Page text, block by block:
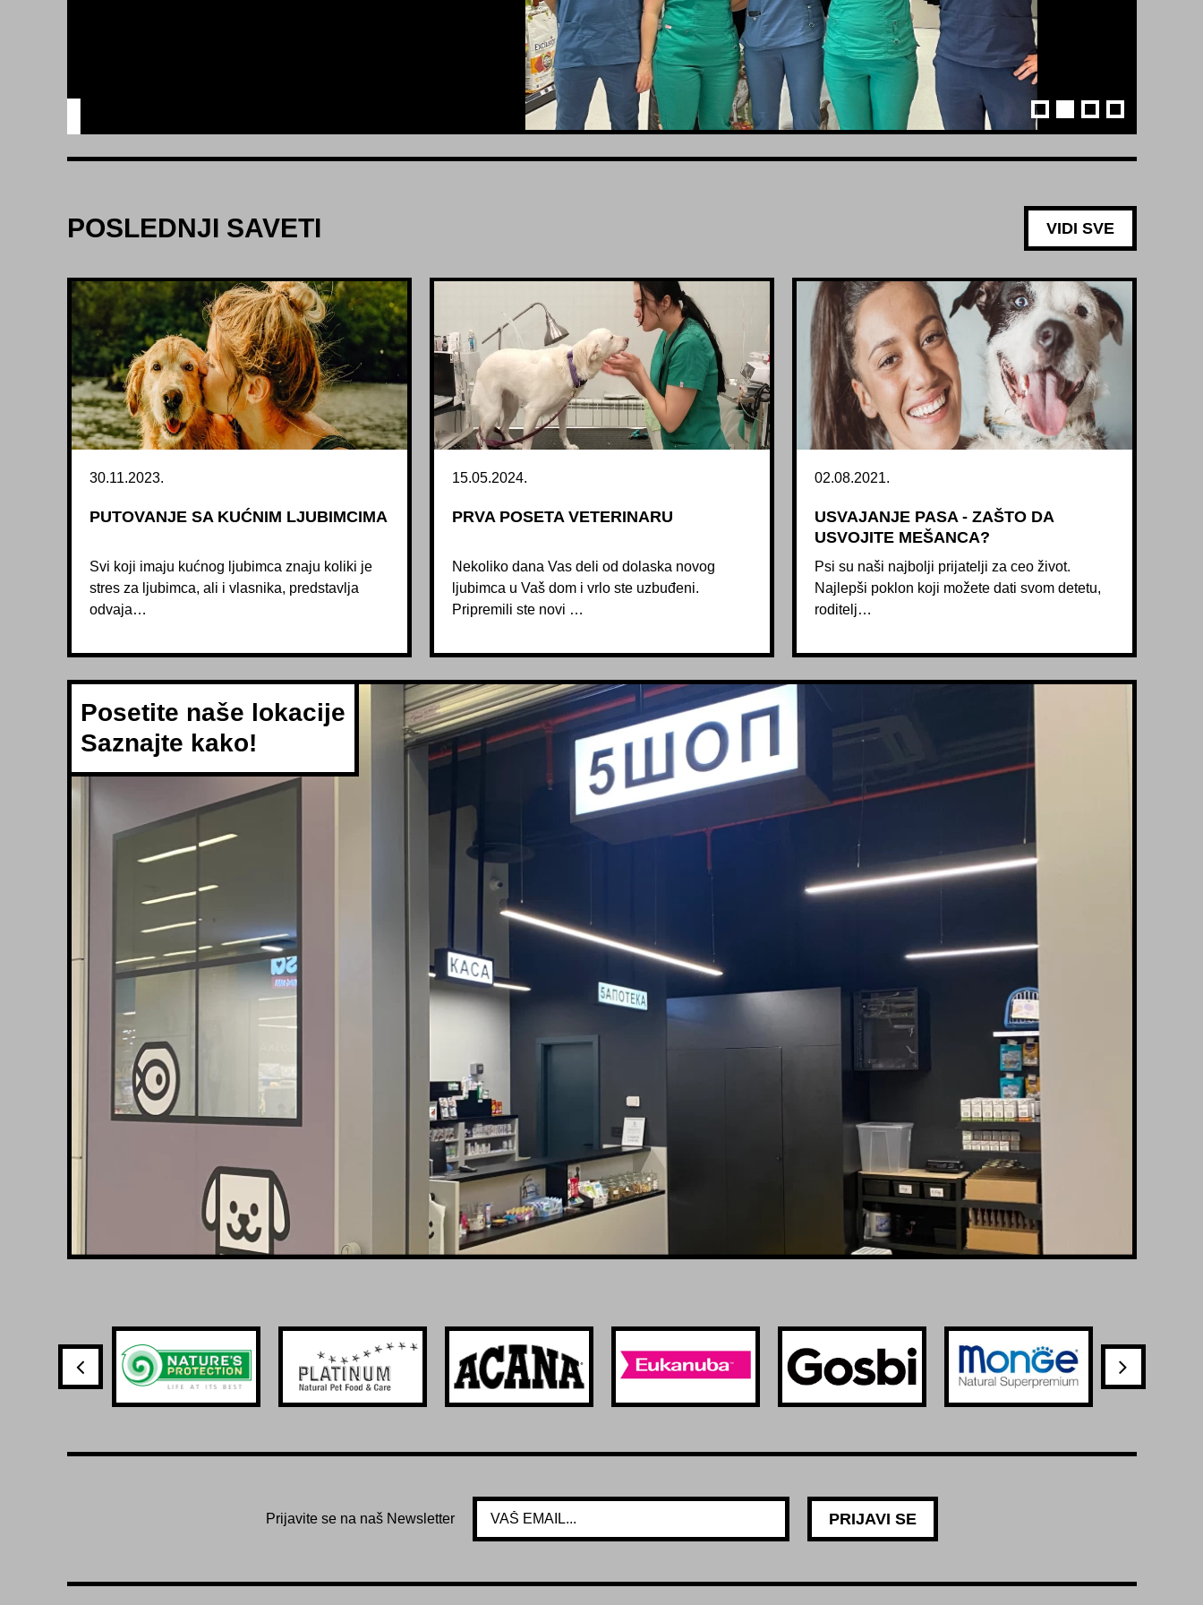
VIDI JOŠ
POSLEDNJI SAVETI VIDI SVE
30.11.2023.
PUTOVANJE SA KUĆNIM LJUBIMCIMA
Svi koji imaju kućnog ljubimca znaju koliki je
stres za ljubimca, ali i vlasnika, predstavlja
odvaja…
15.05.2024.
PRVA POSETA VETERINARU
Nekoliko dana Vas deli od dolaska novog
ljubimca u Vaš dom i vrlo ste uzbuđeni.
Pripremili ste novi …
02.08.2021.
USVAJANJE PASA - ZAŠTO DA
USVOJITE MEŠANCA?
Psi su naši najbolji prijatelji za ceo život.
Najlepši poklon koji možete dati svom detetu,
roditelj…
Posetite naše lokacije
Saznajte kako!
Prijavite se na naš Newsletter PRIJAVI SE